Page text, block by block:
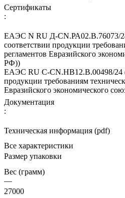
Сертификаты
:
ЕАЭС N RU Д-CN.РА02.В.76073/
соответствии продукции
регламентов Евразийского
РФ))
ЕАЭС RU С-CN.НВ12.В.00498/24
продукции требованиям
Евразийского экономического
Документация
:
Техническая информация (pdf)
Все характеристики
Размер упаковки
Вес (грамм)
—
27000